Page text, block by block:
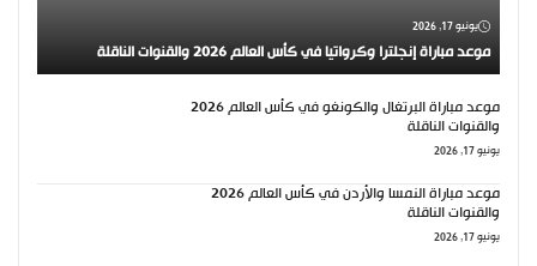
يونيو 17, 2026
موعد مباراة إنجلترا وكرواتيا في كأس العالم 2026 والقنوات الناقلة
موعد مباراة البرتغال والكونغو في كأس العالم 2026
والقنوات الناقلة
يونيو 17, 2026
موعد مباراة النمسا والأردن في كأس العالم 2026
والقنوات الناقلة
يونيو 17, 2026